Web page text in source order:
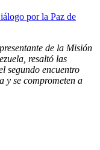
de la Misión
resaltó las
segundo encuentro
y se comprometen a